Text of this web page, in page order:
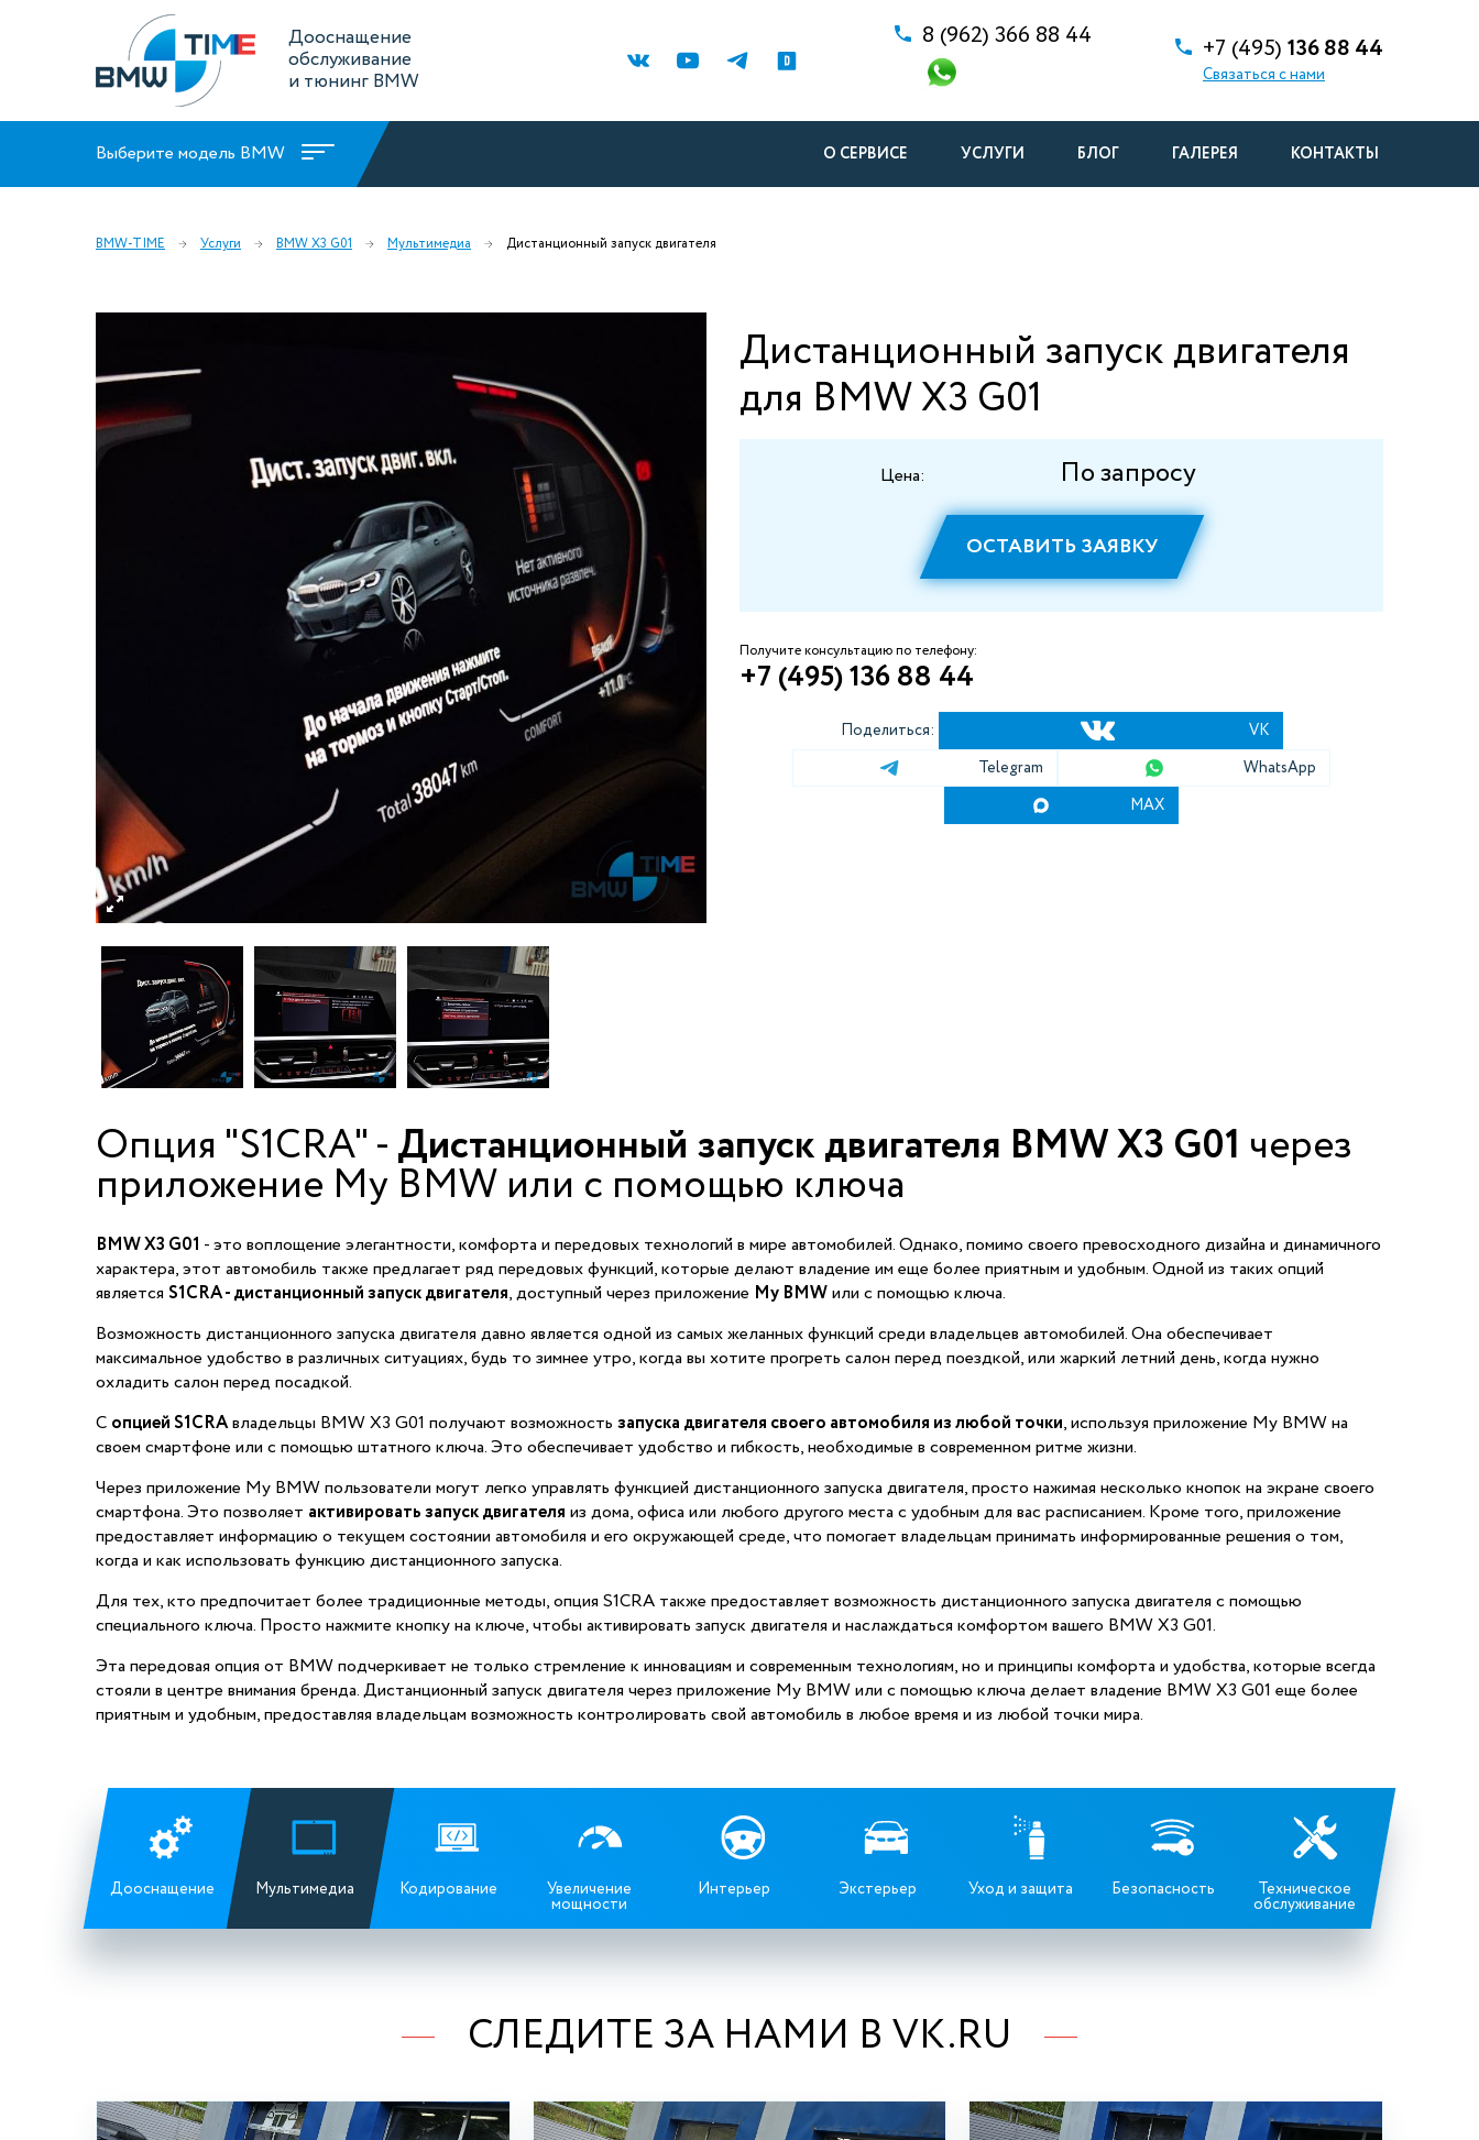
Дооснащение
обслуживание
и тюнинг BMW
8 (962) 366 88 44 +7 (495) 136 88 44
Связаться с нами
Выберите модель BMW О СЕРВИСЕ УСЛУГИ БЛОГ ГАЛЕРЕЯ КОНТАКТЫ
BMW-TIME Услуги BMW X3 G01 Мультимедиа Дистанционный запуск двигателя
Дистанционный запуск двигателя
для BMW X3 G01
Цена: По запросу
ОСТАВИТЬ ЗАЯВКУ
Получите консультацию по телефону:
+7 (495) 136 88 44
Поделиться:
VK
Telegram
WhatsApp
MAX
Опция "S1CRA" -Дистанционный запуск двигателя BMW X3 G01 через
приложение My BMW или с помощью ключа
BMW X3 G01 - это воплощение элегантности, комфорта и передовых технологий в мире автомобилей. Однако, помимо своего превосходного дизайна и динамичного
характера, этот автомобиль также предлагает ряд передовых функций, которые делают владение им еще более приятным и удобным. Одной из таких опций
является S1CRA - дистанционный запуск двигателя, доступный через приложение My BMWили с помощью ключа.
Возможность дистанционного запуска двигателя давно является одной из самых желанных функций среди владельцев автомобилей. Она обеспечивает
максимальное удобство в различных ситуациях, будь то зимнее утро, когда вы хотите прогреть салон перед поездкой, или жаркий летний день, когда нужно
охладить салон перед посадкой.
С опцией S1CRAвладельцы BMW X3 G01 получают возможность запуска двигателя своего автомобиля из любой точки, используя приложение My BMW на
своем смартфоне или с помощью штатного ключа. Это обеспечивает удобство и гибкость, необходимые в современном ритме жизни.
Через приложение My BMW пользователи могут легко управлять функцией дистанционного запуска двигателя, просто нажимая несколько кнопок на экране своего
смартфона. Это позволяет активировать запуск двигателя из дома, офиса или любого другого места с удобным для вас расписанием. Кроме того, приложение
предоставляет информацию о текущем состоянии автомобиля и его окружающей среде, что помогает владельцам принимать информированные решения о том,
когда и как использовать функцию дистанционного запуска.
Для тех, кто предпочитает более традиционные методы, опция S1CRA также предоставляет возможность дистанционного запуска двигателя с помощью
специального ключа. Просто нажмите кнопку на ключе, чтобы активировать запуск двигателя и наслаждаться комфортом вашего BMW X3 G01.
Эта передовая опция от BMW подчеркивает не только стремление к инновациям и современным технологиям, но и принципы комфорта и удобства, которые всегда
стояли в центре внимания бренда. Дистанционный запуск двигателя через приложение My BMW или с помощью ключа делает владение BMW X3 G01 еще более
приятным и удобным, предоставляя владельцам возможность контролировать свой автомобиль в любое время и из любой точки мира.
Дооснащение Мультимедиа Кодирование Увеличение
мощности
Интерьер Экстерьер Уход и защита Безопасность Техническое
обслуживание
СЛЕДИТЕ ЗА НАМИ В VK.RU